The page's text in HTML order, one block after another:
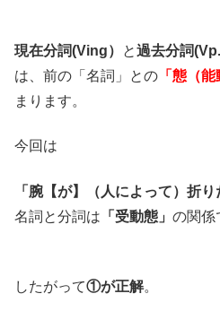
現在分詞(Ving） と過去分詞
は、前の「名詞」との 「態（
まります。
今回は
「腕【が】（人によって）折り
名詞と分詞は 「受動態」 の関係
したがって①が正解。